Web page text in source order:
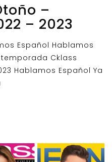
–
– 2023
Español Hablamos
Cklass
Hablamos Español Ya